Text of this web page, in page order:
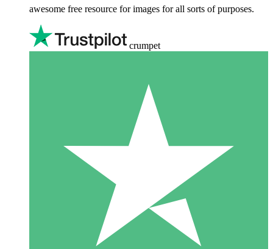
awesome free resource for images for all sorts of purposes.
crumpet